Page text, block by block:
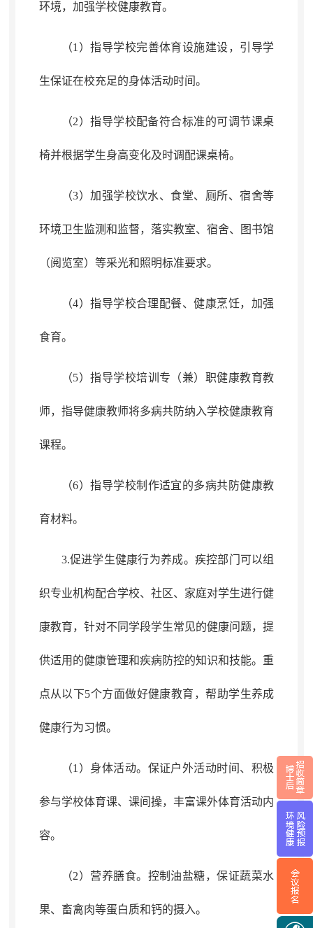
环境， 加强学校健康教育。
（1）指导学校完善体育设施建设， 引导学
生保证在校充足的身体活动时间。
（2）指导学校配备符合标准的可调节课桌
椅并根据学生身高变化及时调配课桌椅。
（3）加强学校饮水、食堂、厕所、宿舍等
环境卫生监测和监督， 落实教室、宿舍、图书馆
（阅览室）等采光和照明标准要求。
（4）指导学校合理配餐、健康烹饪， 加强
食育。
（5）指导学校培训专（兼）职健康教育教
师， 指导健康教师将多病共防纳入学校健康教育
课程。
（6）指导学校制作适宜的多病共防健康教
育材料。
3.促进学生健康行为养成。 疾控部门 可以组
织专业机构配合学校、社区、家庭对学生进行健
康教育， 针对不同学段学生常见的健康问题，提
供适用的健康管理和疾病防控的知识和技能。 重
点从以下5个方面做好健康教育，帮助学生养成
健康行为习惯。
（1）身体活动。 保证户外活动时间、积极
参与学校体育课、课间操，丰富课外体育活动内
容。
（2）营养膳食。 控制油盐糖，保证蔬菜水
果、畜禽肉等蛋白质和钙的摄入。